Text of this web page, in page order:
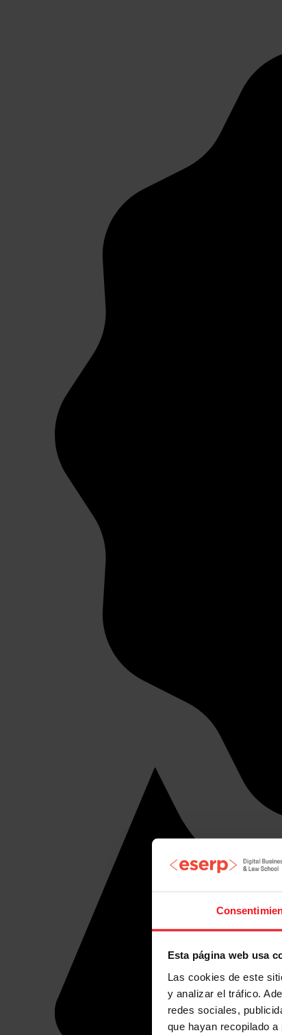
Esta página web usa
Las cookies de este
y analizar el tráfico.
redes sociales,
que hayan recopilado